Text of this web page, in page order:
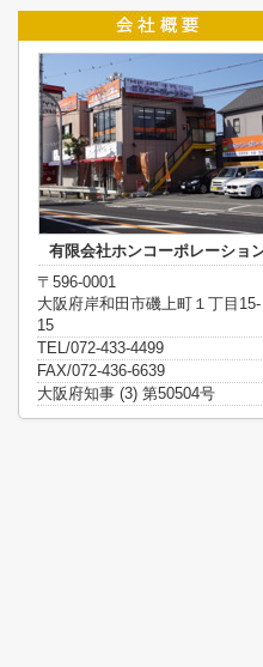
有限会社ホンコーポレーショ
〒596-0001
大阪府岸和田市磯上町１丁目15-
15
TEL/072-433-4499
FAX/072-436-6639
大阪府知事 (3) 第50504号